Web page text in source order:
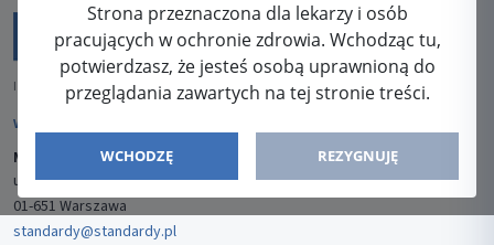
Strona przeznaczona dla lekarzy i osób
pracujących w ochronie zdrowia. Wchodząc tu,
potwierdzasz, że jesteś osobą uprawnioną do
przeglądania zawartych na tej stronie treści.
WCHODZĘ REZYGNUJĘ
ISSN: 2080-5438
WYDAWCA
Media-Press Sp. z o.o.
ul. Gwiaździsta 7B/8
01-651 Warszawa
standardy@standardy.pl